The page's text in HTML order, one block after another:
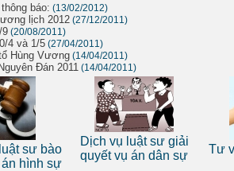
báo: (13/02/2012)
lịch 2012 (27/12/2011)
9 (20/08/2011)
4 và 1/5 (27/04/2011)
Hùng Vương (14/04/2011)
Đán 2011 (14/04/2011)
sư bào
hình sự
Dịch vụ luật sư giải
quyết vụ án dân sự
Tư